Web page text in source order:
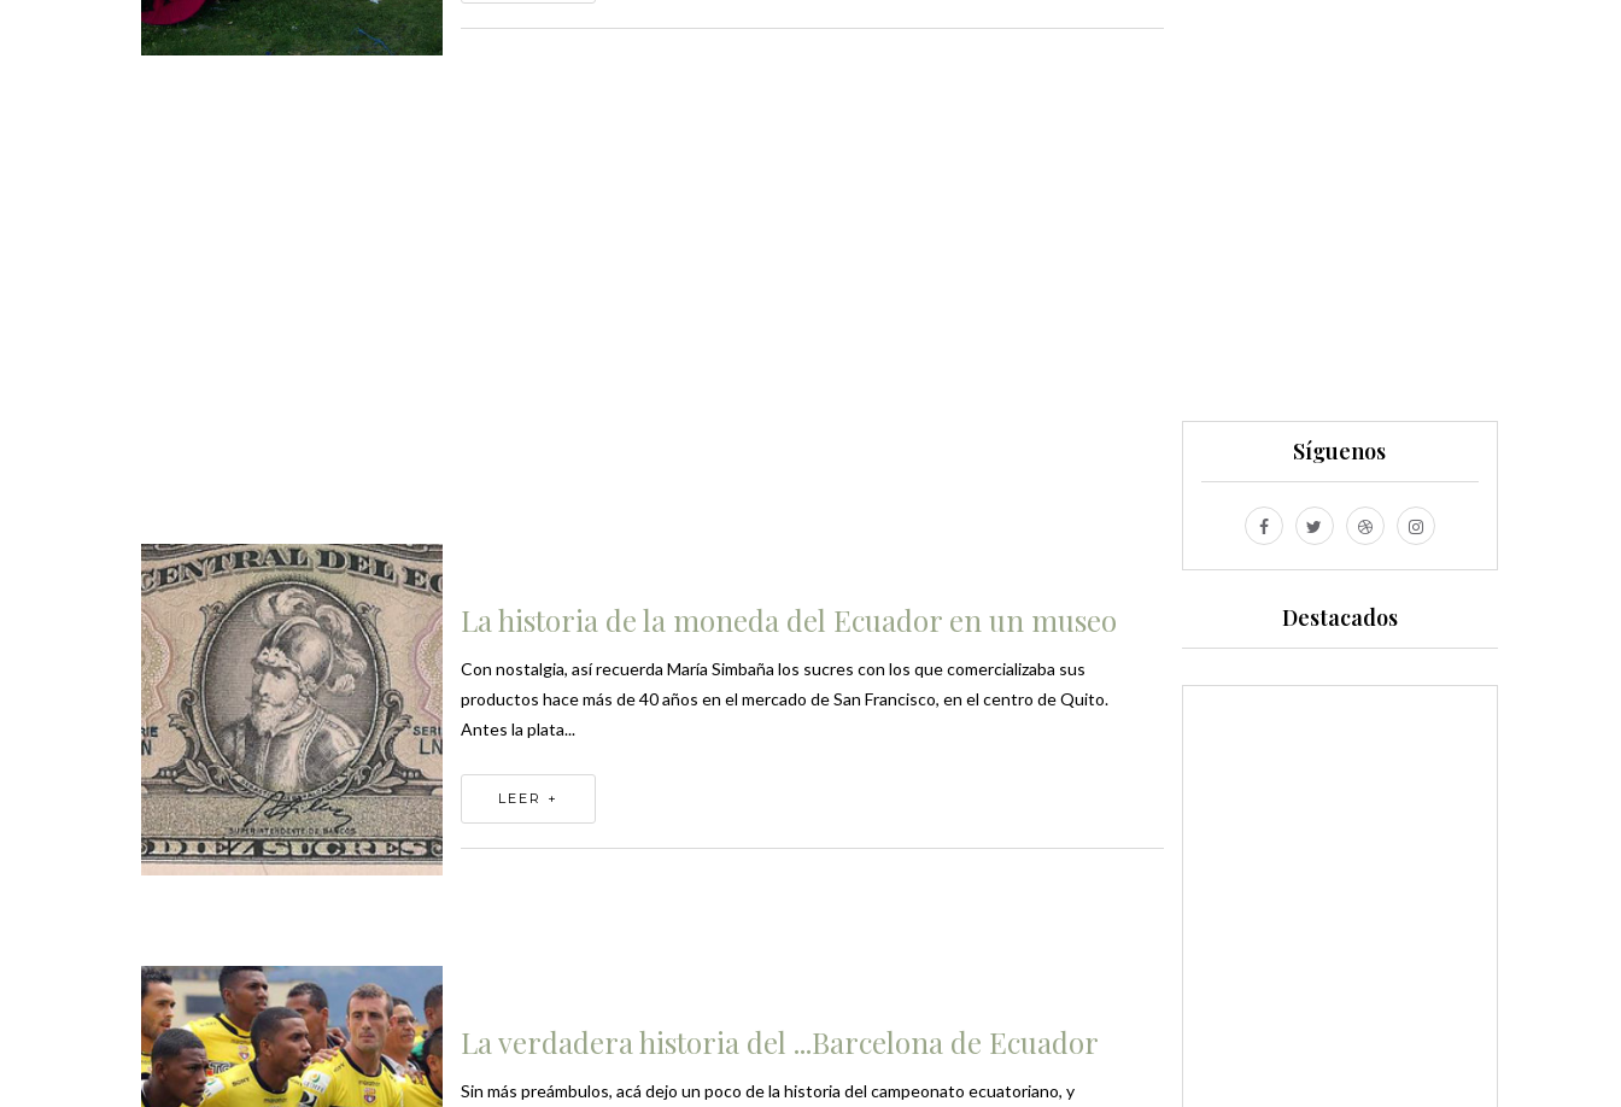
La historia de la moneda del Ecuador en un museo
Con nostalgia, así recuerda María Simbaña los sucres con los que comercializaba sus
productos hace más de 40 años en el mercado de San Francisco, en el centro de Quito.
Antes la plata...
LEER +
La verdadera historia del ...Barcelona de Ecuador
Sin más preámbulos, acá dejo un poco de la historia del campeonato ecuatoriano, y
Síguenos
Destacados